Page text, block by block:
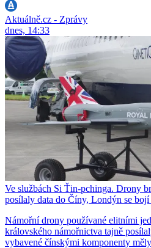
Aktuálně.cz - Zprávy
dnes, 14:33
Ve službách Si Ťin-pchinga. Drony
posílaly data do Číny, Londýn se bojí
Námořní drony používané elitními
královského námořnictva tajně
vybavené čínskými komponenty